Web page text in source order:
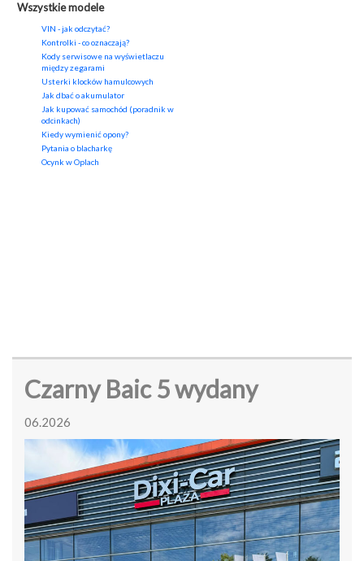
Wszystkie modele
VIN - jak odczytać?
Kontrolki - co oznaczają?
Kody serwisowe na wyświetlaczu
między zegarami
Usterki klocków hamulcowych
Jak dbać o akumulator
Jak kupować samochód (poradnik w
odcinkach)
Kiedy wymienić opony?
Pytania o blacharkę
Ocynk w Oplach
Czarny Baic 5 wydany
06.2026